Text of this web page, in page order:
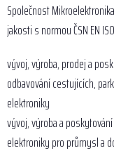
Společnost
jakosti s normou ČSN EN
vývoj, výroba, prodej a
odbavování cestujících,
elektroniky
vývoj, výroba a
elektroniky pro průmysl a